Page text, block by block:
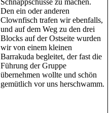
Den ein oder anderen
Clownfisch trafen wir ebenfalls,
und auf dem Weg zu den drei
Blocks auf der Ostseite wurden
wir von einem kleinen
Barrakuda begleitet, der fast die
Führung der Gruppe
übernehmen wollte und schön
gemütlich vor uns herschwamm.